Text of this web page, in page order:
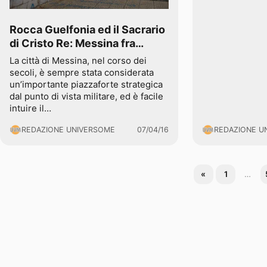
Rocca Guelfonia ed il Sacrario
di Cristo Re: Messina fra
duemila anni di guerre
La città di Messina, nel corso dei
secoli, è sempre stata considerata
un’importante piazzaforte strategica
dal punto di vista militare, ed è facile
intuire il…
REDAZIONE UNIVERSOME 07/04/16 REDAZIONE
« 1 …